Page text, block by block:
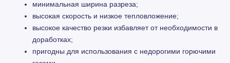
минимальная ширина разреза;
высокая скорость и низкое тепловложение;
высокое качество резки избавляет от необходимости в
доработках;
пригодны для использования с недорогими горючими